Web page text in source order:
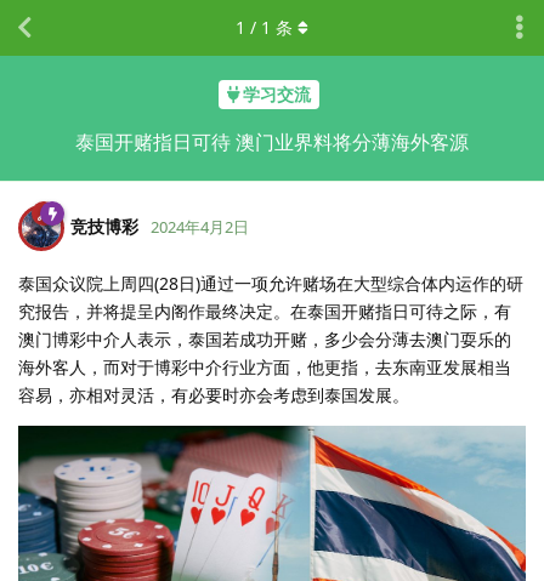
学习交流
泰国开赌指日可待 澳门业界料将分薄海外客源
1 / 1 条
竞技博彩 2024年4月2日
泰国众议院上周四(28日)通过一项允许赌场在大型综合体内运作的研
究报告，并将提呈内阁作最终决定。在泰国开赌指日可待之际，有
澳门博彩中介人表示，泰国若成功开赌，多少会分薄去澳门耍乐的
海外客人，而对于博彩中介行业方面，他更指，去东南亚发展相当
容易，亦相对灵活，有必要时亦会考虑到泰国发展。